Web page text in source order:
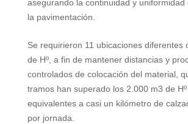
asegurando la continuidad y uniformidad
la pavimentación.
Se requirieron 11 ubicaciones diferentes
de Hº, a fin de mantener distancias y
controlados de colocación del material,
tramos han superado los 2.000 m3 de
equivalentes a casi un kilómetro de
por jornada.